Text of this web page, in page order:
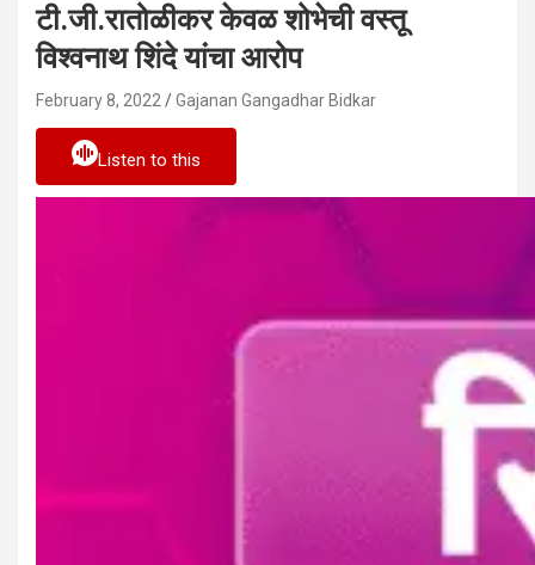
टी.जी.रातोळीकर केवळ शोभेची वस्तू
विश्वनाथ शिंदे यांचा आरोप
February 8, 2022 Gajanan Gangadhar Bidkar
Listen to this